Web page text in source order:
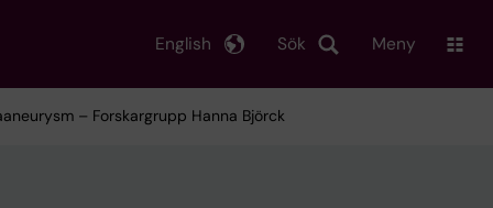
Sök
English Meny
– Forskargrupp Hanna Björck